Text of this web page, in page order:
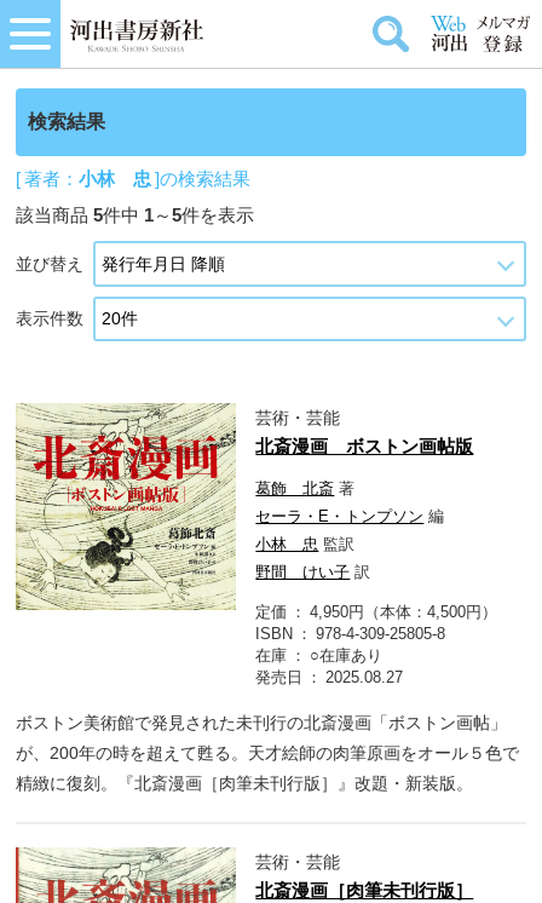
検索結果
[ 著者：小林 忠 ]の検索結果
該当商品5件中 1～5件を表示
並び替え
表示件数
芸術・芸能
北斎漫画 ボストン画帖版
葛飾 北斎 著
セーラ・E・トンプソン 編
小林 忠 監訳
野間 けい子 訳
定価
4,950円（本体：4,500円）
ISBN
978-4-309-25805-8
在庫
○在庫あり
発売日
2025.08.27
ボストン美術館で発見された未刊行の北斎漫画「ボストン画帖」
が、200年の時を超えて甦る。天才絵師の肉筆原画をオール５色で
精緻に復刻。『北斎漫画［肉筆未刊行版］』改題・新装版。
芸術・芸能
北斎漫画［肉筆未刊行版］